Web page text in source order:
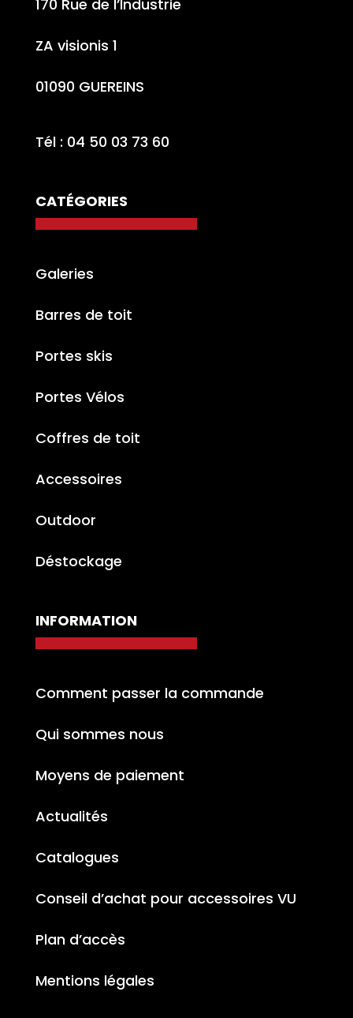
170 Rue de l’Industrie
ZA visionis 1
01090 GUEREINS
Tél : 04 50 03 73 60
CATÉGORIES
Galeries
Barres de toit
Portes skis
Portes Vélos
Coffres de toit
Accessoires
Outdoor
Déstockage
INFORMATION
Comment passer la commande
Qui sommes nous
Moyens de paiement
Actualités
Catalogues
Conseil d’achat pour accessoires VU
Plan d’accès
Mentions légales